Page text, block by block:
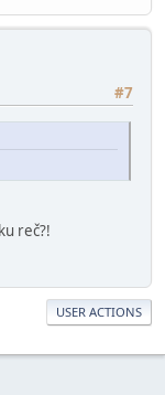
#7
reč?!
USER ACTIONS